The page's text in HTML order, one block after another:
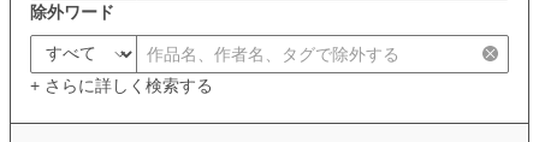
除外ワード
+ さらに詳しく検索する